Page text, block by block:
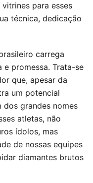
para esses
técnica, dedicação
carrega
promessa. Trata-se
que, apesar da
um potencial
grandes nomes
atletas, não
ídolos, mas
de nossas equipes
diamantes brutos